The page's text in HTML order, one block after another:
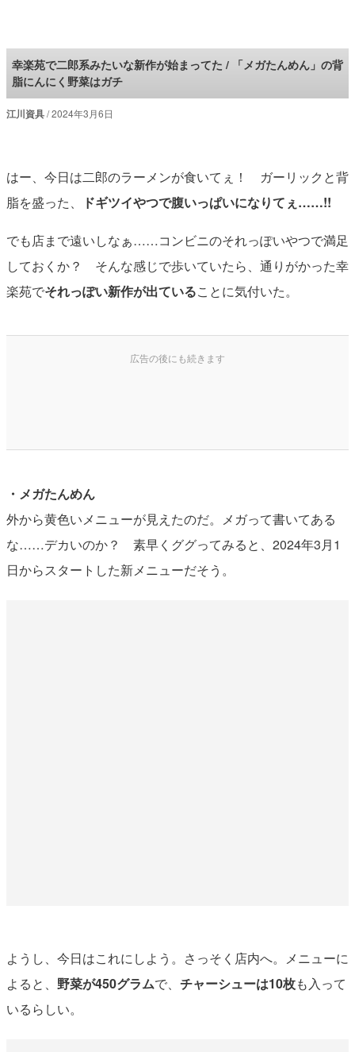
ロケットニュース24
幸楽苑で二郎系みたいな新作が始まってた / 「メガたんめん」の背
脂にんにく野菜はガチ
江川資具 2024年3月6日
はー、今日は二郎のラーメンが食いてぇ！ ガーリックと背
脂を盛った、
ドギツイやつで腹いっぱいになりてぇ……!!
でも店まで遠いしなぁ……コンビニのそれっぽいやつで満足
しておくか？ そんな感じで歩いていたら、通りがかった幸
楽苑でそれっぽい新作が出ていることに気付いた。
・メガたんめん
外から黄色いメニューが見えたのだ。メガって書いてある
な……デカいのか？ 素早くググってみると、2024年3月1
日からスタートした新メニューだそう。
ようし、今日はこれにしよう。さっそく店内へ。メニューに
よると、 野菜が450グラムで、 チャーシューは10枚も入って
いるらしい。